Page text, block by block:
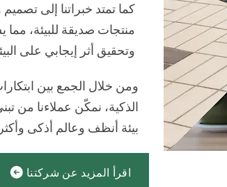
كما تمتد خبراتنا إلى
منتجات صديقة للبيئة، مما
وتحقيق أثر إيجابي على
ومن خلال الجمع بين
الذكية، نمكّن عملاءنا من
بيئة أنظف وعالم أذكى
اقرأ المزيد عن شركتنا